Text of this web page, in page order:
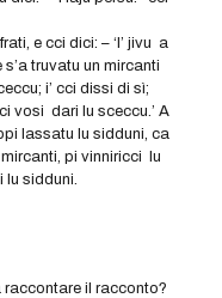
e cci dici: – ‘I’ jivu a
truvatu un mircanti
i’ cci dissi di sì;
vosi dari lu sceccu.’ A
lassatu lu sidduni, ca
pi vinniricci lu
lu sidduni.
il racconto?